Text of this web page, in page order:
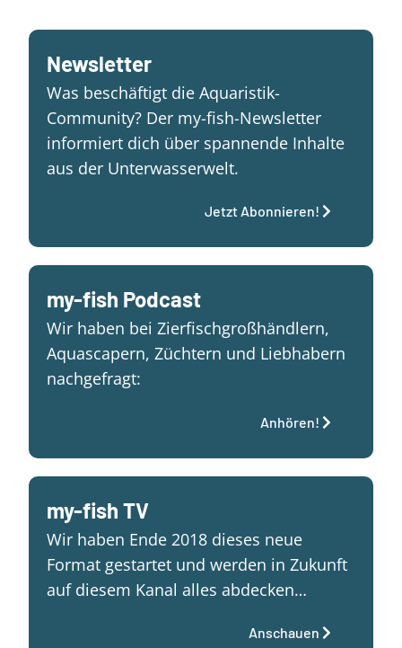
Newsletter
Was beschäftigt die Aquaristik-
Community? Der my-fish-Newsletter
informiert dich über spannende Inhalte
aus der Unterwasserwelt.
Jetzt Abonnieren!
my-fish Podcast
Wir haben bei Zierfischgroßhändlern,
Aquascapern, Züchtern und Liebhabern
nachgefragt:
Anhören!
my-fish TV
Wir haben Ende 2018 dieses neue
Format gestartet und werden in Zukunft
auf diesem Kanal alles abdecken…
Anschauen